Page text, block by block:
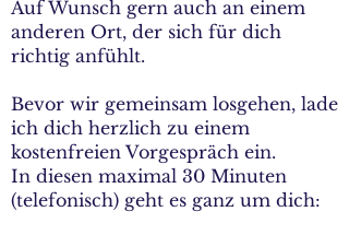
Auf Wunsch gern auch an einem
anderen Ort, der sich für dich
richtig anfühlt.
Bevor wir gemeinsam losgehen, lade
ich dich herzlich zu einem
kostenfreien Vorgespräch ein.
In diesen maximal 30 Minuten
(telefonisch) geht es ganz um dich: